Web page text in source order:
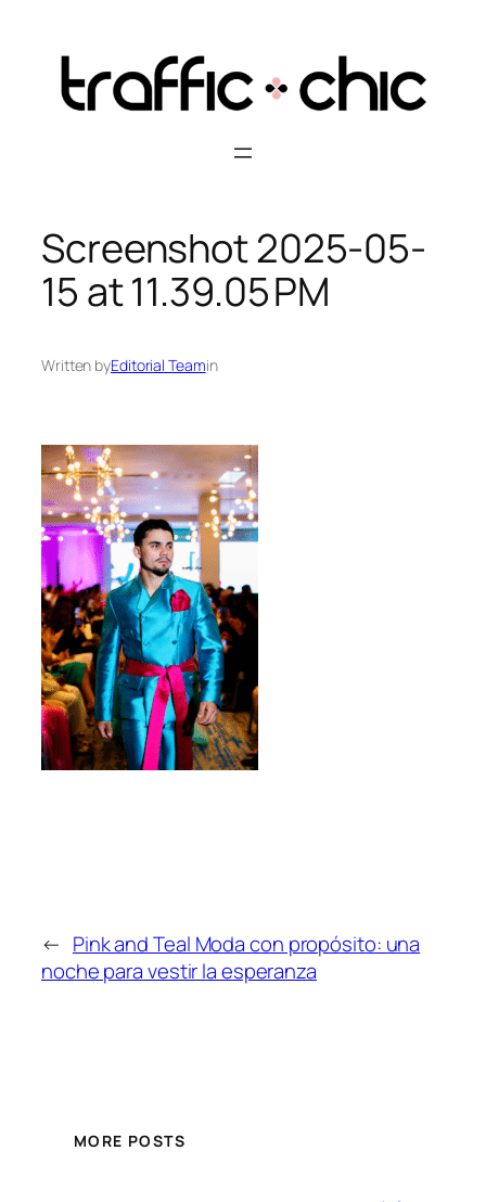
content
Screenshot 2025-05-
15 at 11.39.05 PM
Written byEditorial Teamin
← Pink and Teal Moda con propósito: una
noche para vestir la esperanza
MORE POSTS